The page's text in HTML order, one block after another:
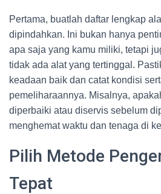
Pertama, buatlah daftar lengkap
dipindahkan. Ini bukan hanya
apa saja yang kamu miliki, tetapi
tidak ada alat yang tertinggal.
keadaan baik dan catat kondisi
pemeliharaannya. Misalnya,
diperbaiki atau diservis sebelum
menghemat waktu dan tenaga di
Pilih Metode
Tepat